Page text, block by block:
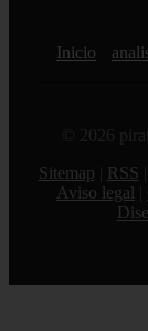
Inicio
© 2026
Sitemap
RSS
Aviso legal